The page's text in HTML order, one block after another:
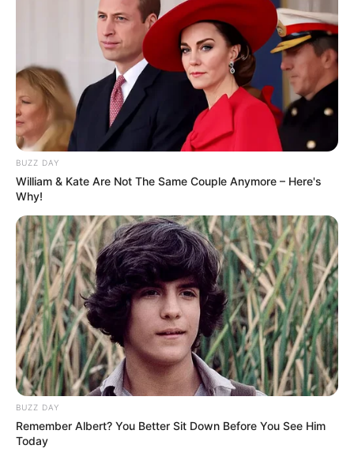
BUZZ DAY
William & Kate Are Not The Same Couple Anymore – Here's
Why!
BUZZ DAY
Remember Albert? You Better Sit Down Before You See Him
Today